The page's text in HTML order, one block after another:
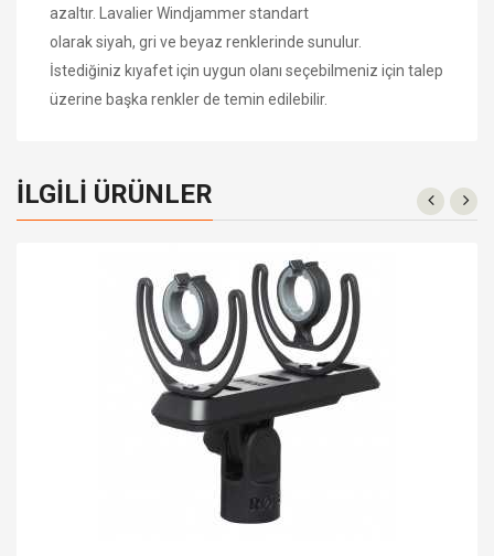
azaltır. Lavalier Windjammer standart
olarak siyah, gri ve beyaz renklerinde sunulur.
İstediğiniz kıyafet için uygun olanı seçebilmeniz için talep
üzerine başka renkler de temin edilebilir.
İLGILI ÜRÜNLER